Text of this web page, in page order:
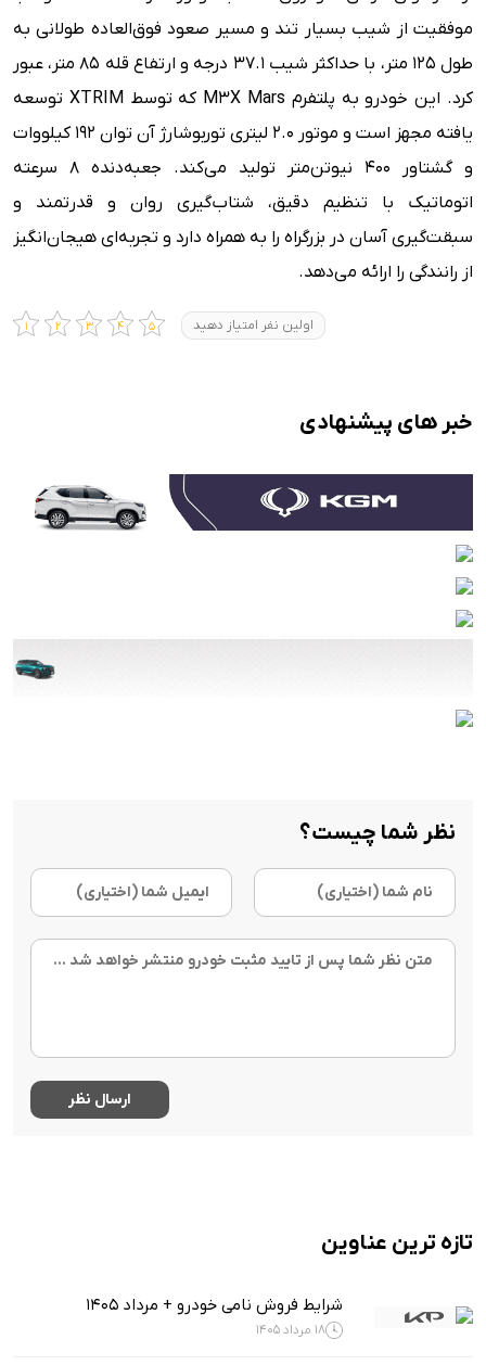
موفقیت از شیب بسیار تند و مسیر صعود فوق‌العاده طولانی به
طول 125 متر، با حداکثر شیب 37.1 درجه و ارتفاع قله 85 متر، عبور
کرد. این خودرو به پلتفرم M3X Mars که توسط XTRIM توسعه
یافته مجهز است و موتور 2.0 لیتری توربوشارژ آن توان 192 کیلووات
و گشتاور 400 نیوتن‌متر تولید می‌کند. جعبه‌دنده 8 سرعته
اتوماتیک با تنظیم دقیق، شتاب‌گیری روان و قدرتمند و
سبقت‌گیری آسان در بزرگراه را به همراه دارد و تجربه‌ای هیجان‌انگیز
از رانندگی را ارائه می‌دهد.
اولین نفر امتیاز دهید
خبر های پیشنهادی
نظر شما چیست؟
تازه ترین عناوین
شرایط فروش نامی خودرو + مرداد 1405
18 مرداد 1405